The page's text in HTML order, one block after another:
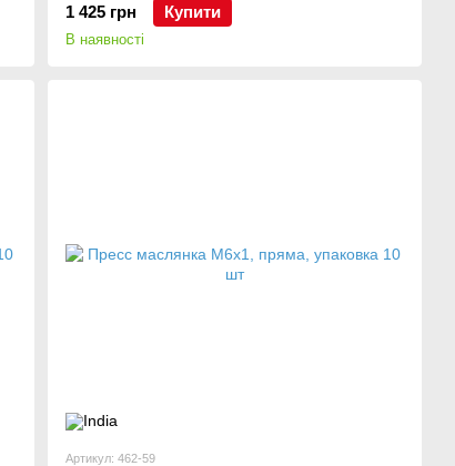
1 425 грн Купити
В наявності
Артикул: 462-59